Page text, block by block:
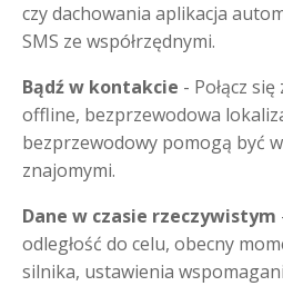
czy dachowania aplikacja
SMS ze współrzędnymi.
Bądź w kontakcie - Połącz
offline, bezprzewodowa
bezprzewodowy pomogą być
znajomymi.
Dane w czasie rzeczywistym
odległość do celu, obecny
silnika, ustawienia